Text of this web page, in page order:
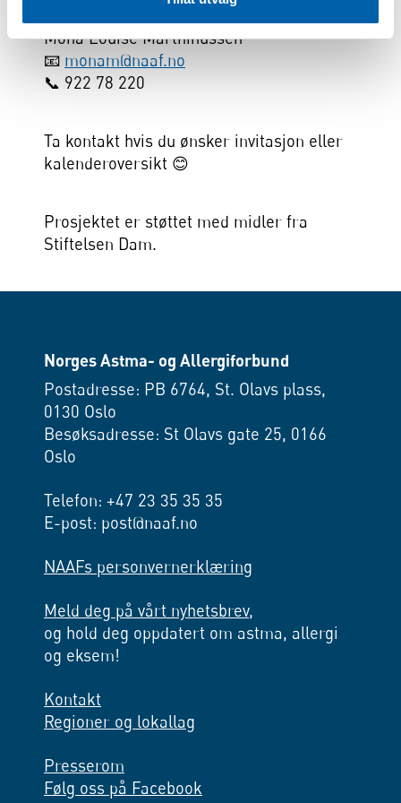
Mona Louise Marthinussen
📧 monam@naaf.no
📞 922 78 220
Ta kontakt hvis du ønsker invitasjon eller
kalenderoversikt 😊
Prosjektet er støttet med midler fra
Stiftelsen Dam.
Norges Astma- og Allergiforbund
Postadresse: PB 6764, St. Olavs plass,
0130 Oslo
Besøksadresse: St Olavs gate 25, 0166
Oslo
Telefon: +47 23 35 35 35
E-post: post@naaf.no
NAAFs personvernerklæring
Meld deg på vårt nyhetsbrev,
og hold deg oppdatert om astma, allergi
og eksem!
Kontakt
Regioner og lokallag
Presserom
Følg oss på Facebook